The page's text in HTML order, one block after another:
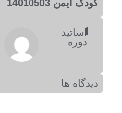
کودک ایمن 14010503
اساتید
دوره
دیدگاه ها